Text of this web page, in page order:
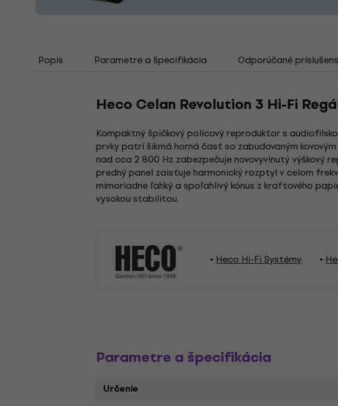
Popis Parametre a špecifikácia Odporúčané
Heco Celan Revolution 3 Hi-Fi
Kompaktný špičkový policový reproduktor s
prvky patrí šikmá horná časť so zabudovaným
nad cca 2 800 Hz zabezpečuje novovyvinutý výškový
predný panel zaisťuje harmonický rozptyl v celom
mimoriadne ľahký a spoľahlivý kónus z kraftového
vysokou stabilitou.
Heco Hi-Fi Systémy
Parametre a špecifikácia
Určenie